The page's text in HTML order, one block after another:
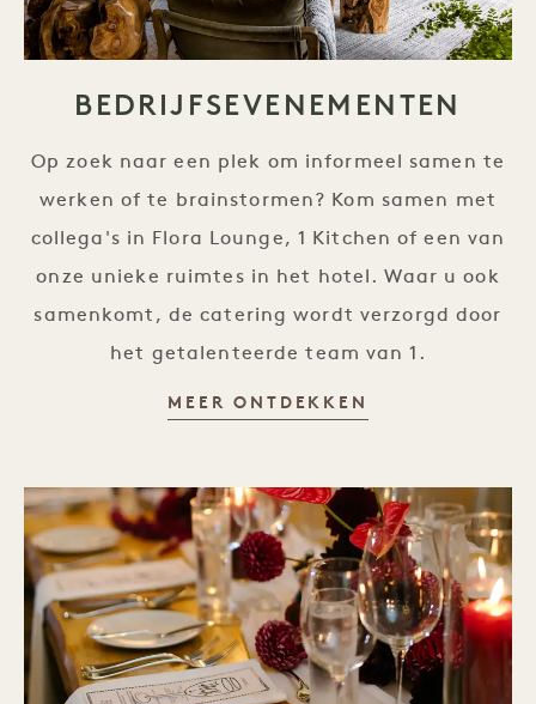
BEDRIJFSEVENEMENTEN
Op zoek naar een plek om informeel samen te
werken of te brainstormen? Kom samen met
collega's in Flora Lounge, 1 Kitchen of een van
onze unieke ruimtes in het hotel. Waar u ook
samenkomt, de catering wordt verzorgd door
het getalenteerde team van 1.
MEER ONTDEKKEN